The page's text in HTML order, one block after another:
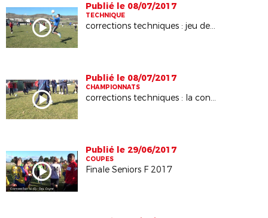
Publié le 08/07/2017
TECHNIQUE
corrections techniques : jeu de tête
Publié le 08/07/2017
CHAMPIONNATS
corrections techniques : la conduite de balle
Publié le 29/06/2017
COUPES
Finale Seniors F 2017